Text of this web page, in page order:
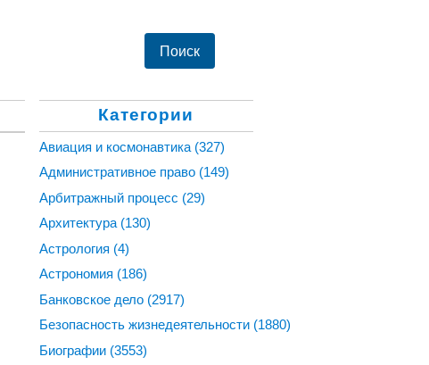
Категории
Авиация и космонавтика (327)
Административное право (149)
Арбитражный процесс (29)
Архитектура (130)
Астрология (4)
Астрономия (186)
Банковское дело (2917)
Безопасность жизнедеятельности (1880)
Биографии (3553)